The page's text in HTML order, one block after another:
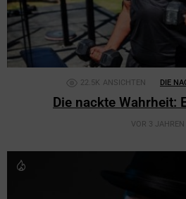
22.5K ANSICHTEN DIE
Die nackte Wahrheit:
VOR 3 JAHREN